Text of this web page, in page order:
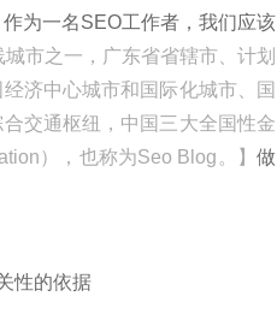
为一名SEO工作者，我们应该
城市之一，广东省省辖市、计划
济中心城市和国际化城市、国
交通枢纽，中国三大全国性金
），也称为Seo Blog。】做